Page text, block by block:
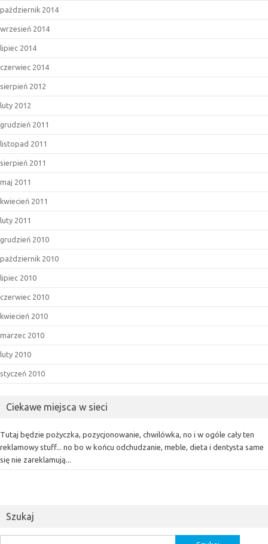
październik 2014
wrzesień 2014
lipiec 2014
czerwiec 2014
sierpień 2012
luty 2012
grudzień 2011
listopad 2011
sierpień 2011
maj 2011
kwiecień 2011
luty 2011
grudzień 2010
październik 2010
lipiec 2010
czerwiec 2010
kwiecień 2010
marzec 2010
luty 2010
styczeń 2010
Ciekawe miejsca w sieci
Tutaj będzie pożyczka, pozycjonowanie, chwilówka, no i w ogóle cały ten
reklamowy stuff... no bo w końcu odchudzanie, meble, dieta i dentysta same
się nie zareklamują...
Szukaj